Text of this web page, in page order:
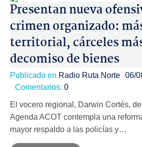
Presentan nueva
crimen organizado:
territorial, cárceles
decomiso de bienes
Publicado en Radio Ruta Norte 06/
Comentarios: 0
El vocero regional, Darwin Cortés,
Agenda ACOT contempla una
mayor respaldo a las policías y…